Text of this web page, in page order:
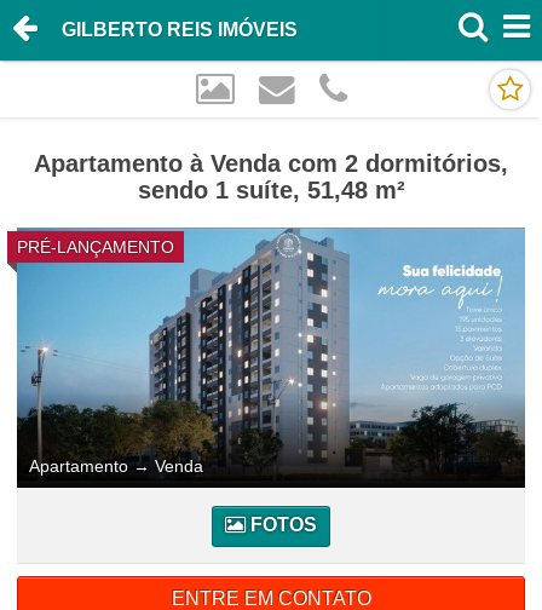
GILBERTO REIS IMÓVEIS
Apartamento à Venda com 2 dormitórios,
sendo 1 suíte, 51,48 m²
PRÉ-LANÇAMENTO
Apartamento→ Venda
FOTOS
ENTRE EM CONTATO